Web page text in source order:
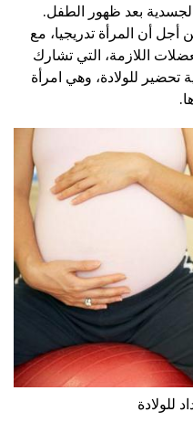
بعد ظهور الطفل.
أجل أن المرأة تدريجيا، مع
اللازمة، التي تشارك
تحضير للولادة، وهي امرأة
للولادة